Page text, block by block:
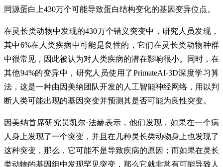
同源蛋白上430万个可能导致蛋白结构变化的基因变异位点。
在灵长类动物中发现的430万个错义突变中，研究人员发现，
其中6%在人类疾病中可能是良性的，它们在灵长类动物种群
中很常见，因此被认为对人类疾病的潜在影响很小。同时，在
其他94%的变异中，研究人员使用了PrimateAI-3D深度学习算
法，这是一种由因美纳团队开发的人工智能神经网络，用以判
断人类可能出现的基因突变并预测其是否可能为良性突变。
因美纳首席研究员凯尔·法赫表示，他们发现，如果在一个病
人身上发现了一个突变，并且在几种灵长类动物身上也发现了
这种突变，那么，它可能不是导致疾病的原因；而如果在灵长
类动物的基因组中发现罕见突变，那么它就非常有可能导致人